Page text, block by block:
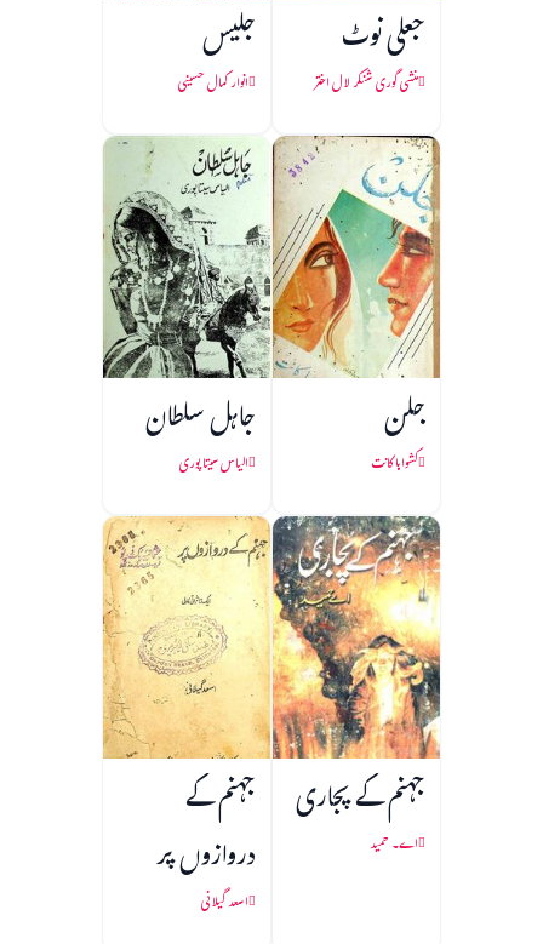
جعلی نوٹ
منشی گوری شنکر لال اختر
جلیس
انوار کمال حسینی
جلن
کشواہا کانت
جاہل سلطان
الیاس سیتا پوری
جہنم کے پجاری
اے۔ حمید
جہنم کے
دروازوں پر
اسعد گیلانی